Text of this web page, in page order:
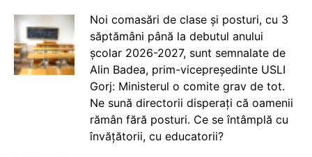
Noi comasări de clase și posturi, cu 3
săptămâni până la debutul anului
școlar 2026-2027, sunt semnalate de
Alin Badea, prim-vicepreședinte USLI
Gorj: Ministerul o comite grav de tot.
Ne sună directorii disperați că oamenii
rămân fără posturi. Ce se întâmplă cu
învățătorii, cu educatorii?